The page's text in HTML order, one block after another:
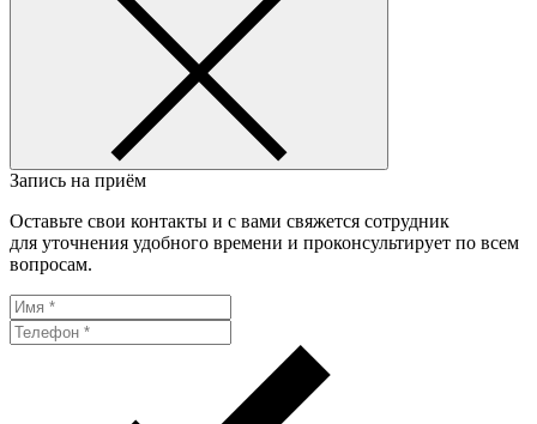
Запись на приём
Оставьте свои контакты и с вами свяжется сотрудник
для уточнения удобного времени и проконсультирует по всем
вопросам.